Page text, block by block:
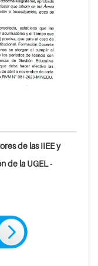
de las IIEE y
de la UGEL -